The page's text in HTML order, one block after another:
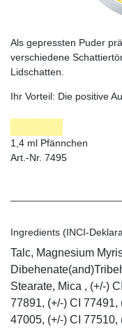
Als gepressten Puder
verschiedene
Lidschatten.
Ihr Vorteil: Die positive
1,4 ml Pfännchen
Art.-Nr. 7495
Ingredients (INCI-
Talc, Magnesium
Stearate, Mica , (+/-)
77891, (+/-) CI 77491,
47005, (+/-) CI 77510,